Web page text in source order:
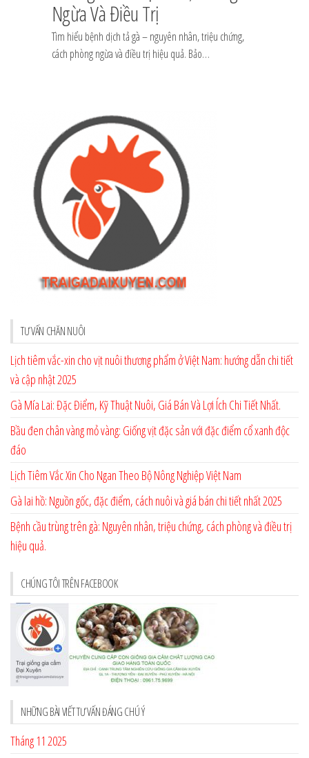
Ngừa Và Điều Trị
Tìm hiểu bệnh dịch tả gà – nguyên nhân, triệu chứng,
cách phòng ngừa và điều trị hiệu quả. Bảo…
TƯ VẤN CHĂN NUÔI
Lịch tiêm vắc-xin cho vịt nuôi thương phẩm ở Việt Nam: hướng dẫn chi tiết
và cập nhật 2025
Gà Mía Lai: Đặc Điểm, Kỹ Thuật Nuôi, Giá Bán Và Lợi Ích Chi Tiết Nhất.
Bầu đen chân vàng mỏ vàng: Giống vịt đặc sản với đặc điểm cổ xanh độc
đáo
Lịch Tiêm Vắc Xin Cho Ngan Theo Bộ Nông Nghiệp Việt Nam
Gà lai hồ: Nguồn gốc, đặc điểm, cách nuôi và giá bán chi tiết nhất 2025
Bệnh cầu trùng trên gà: Nguyên nhân, triệu chứng, cách phòng và điều trị
hiệu quả.
CHÚNG TÔI TRÊN FACEBOOK
NHỮNG BÀI VIẾT TƯ VẤN ĐÁNG CHÚ Ý
Tháng 11 2025